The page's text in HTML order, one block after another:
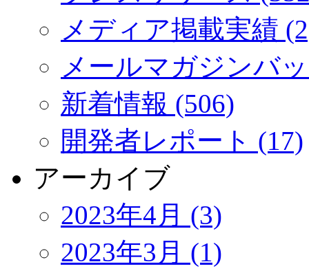
メディア掲載実績
メールマガジンバ
新着情報 (506)
開発者レポート (17)
アーカイブ
2023年4月 (3)
2023年3月 (1)